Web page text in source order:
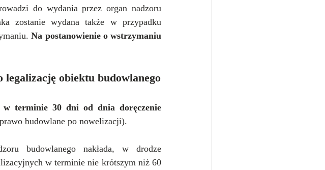
do wydania przez organ nadzoru
zostanie wydana także w przypadku
Na postanowienie o wstrzymaniu
obiektu budowlanego
w terminie 30 dni od dnia doręczenie
budowlane po nowelizacji).
budowlanego nakłada, w drodze
w terminie nie krótszym niż 60